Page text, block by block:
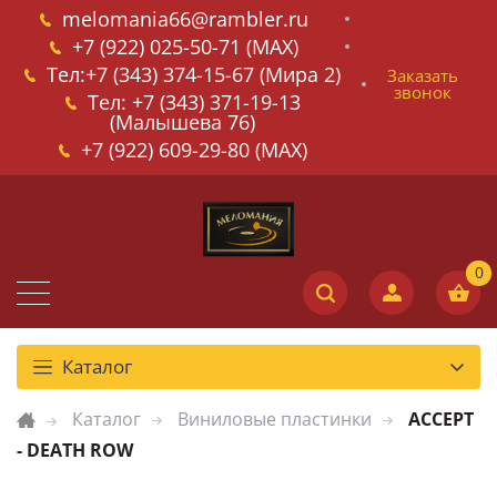
melomania66@rambler.ru
+7 (922) 025-50-71 (MAX)
Тел:+7 (343) 374-15-67 (Мира 2)
Тел: +7 (343) 371-19-13
(Малышева 76)
+7 (922) 609-29-80 (MAX)
Заказать
звонок
Каталог
Каталог Виниловые пластинки
ACCEPT
- DEATH ROW